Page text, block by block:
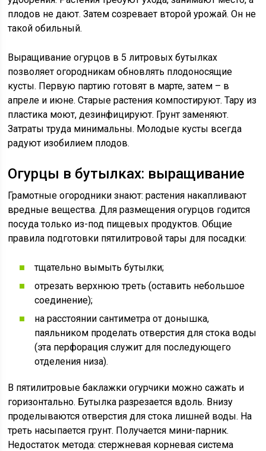
плодов не дают. Затем созревает второй урожай. Он не
такой обильный.
Выращивание огурцов в 5 литровых бутылках
позволяет огородникам обновлять плодоносящие
кусты. Первую партию готовят в марте, затем – в
апреле и июне. Старые растения компостируют. Тару из
пластика моют, дезинфицируют. Грунт заменяют.
Затраты труда минимальны. Молодые кусты всегда
радуют изобилием плодов.
Огурцы в бутылках: выращивание
Грамотные огородники знают: растения накапливают
вредные вещества. Для размещения огурцов годится
посуда только из-под пищевых продуктов. Общие
правила подготовки пятилитровой тары для посадки:
тщательно вымыть бутылки;
отрезать верхнюю треть (оставить небольшое
соединение);
на расстоянии сантиметра от донышка,
паяльником проделать отверстия для стока воды
(эта перфорация служит для последующего
отделения низа).
В пятилитровые баклажки огурчики можно сажать и
горизонтально. Бутылка разрезается вдоль. Внизу
проделываются отверстия для стока лишней воды. На
треть насыпается грунт. Получается мини-парник.
Недостаток метода: стержневая корневая система